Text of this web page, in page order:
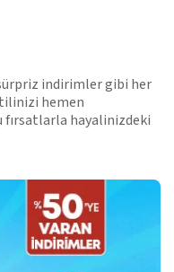
indirimler gibi her
hemen
fırsatlarla hayalinizdeki